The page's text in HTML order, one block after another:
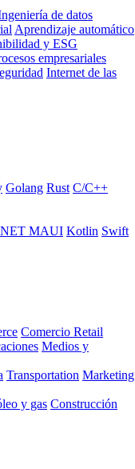
de datos
Aprendizaje automático
y ESG
empresariales
Internet de las
Golang Rust C/C++
MAUI Kotlin Swift
Comercio Retail
Medios y
Transportation Marketing
y gas Construcción